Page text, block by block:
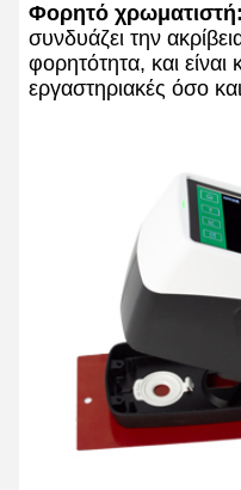
Φορητό χρωματιστή:
συνδυάζει την
φορητότητα, και
εργαστηριακές όσο